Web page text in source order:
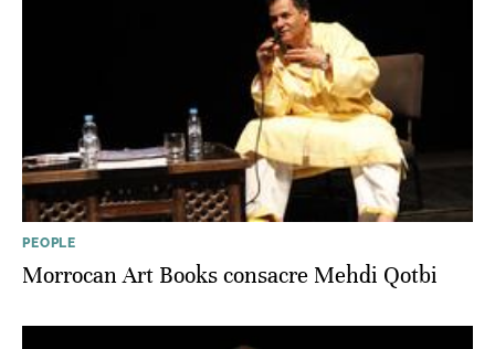
PEOPLE
Morrocan Art Books consacre Mehdi Qotbi